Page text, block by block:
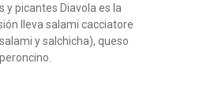
y picantes Diavola es la
lleva salami cacciatore
y salchicha), queso